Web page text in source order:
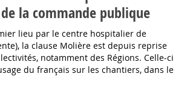
la commande publique
lieu par le centre hospitalier de
la clause Molière est depuis reprise
notamment des Régions. Celle-ci
du français sur les chantiers, dans le